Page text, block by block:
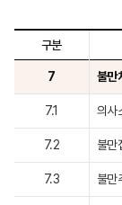
구분
7 불만
7.1 의사
7.2 불만
7.3 불만